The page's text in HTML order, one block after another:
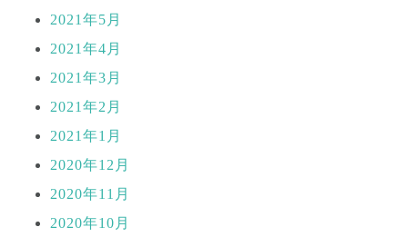
2021年5月
2021年4月
2021年3月
2021年2月
2021年1月
2020年12月
2020年11月
2020年10月